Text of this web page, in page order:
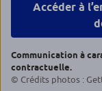
Accéder à
Communication à
contractuelle.
© Crédits photos :